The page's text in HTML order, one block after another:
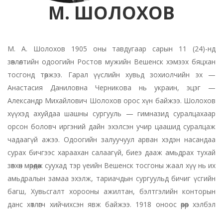
М. ШОЛОХОВ
М. А. Шолохов 1905 оны тавдугаар сарын 11 (24)-нд
зөвлөлтийн одоогийн Ростов мужийн Вешенск хэмээх бяцхан
тосгонд төржээ. Гарал үүслийн хувьд зохиолчийн эх —
Анастасия Даниловна Черникова нь украин, эцэг —
Александр Михайлович Шолохов орос хүн байжээ. Шолохов
хүүхэд ахуйдаа шашны сургууль — гимназид суралцахаар
орсон боловч иргэний дайн эхэлсэн учир цаашид суралцаж
чадаагүй ажээ. Одоогийн залуучуул арван хэдэн насандаа
сурах бичгээс хараахан салаагүй, биеэ дааж амьдрах тухай
зөвхөн мөрөөдөж суухад тэр үеийн Вешенск тосгоны жаал хүү нь их
амьдралын замаа эхэлж, тариачдын сургуульд бичиг үсгийн
багш, Хувьсгалт хорооны ажилтан, бэлтгэлийн конторын
данс хөтлөгч хийчихсэн явж байжээ. 1918 оноос өөрөөр хэлбэл